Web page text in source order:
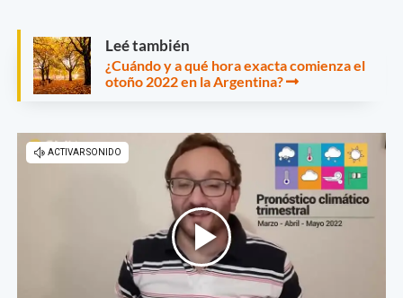
Leé también
¿Cuándo y a qué hora exacta comienza el
otoño 2022 en la Argentina?